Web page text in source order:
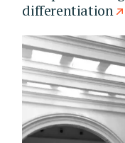
differentiation